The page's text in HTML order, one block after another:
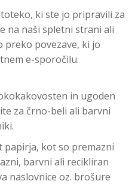
ki ste jo pripravili za
na naši spletni strani ali
preko povezave, ki jo
e-sporočilu.
in ugoden
za črno-beli ali barvni
papirja, kot so premazni
barvni ali recikliran
naslovnice oz. brošure